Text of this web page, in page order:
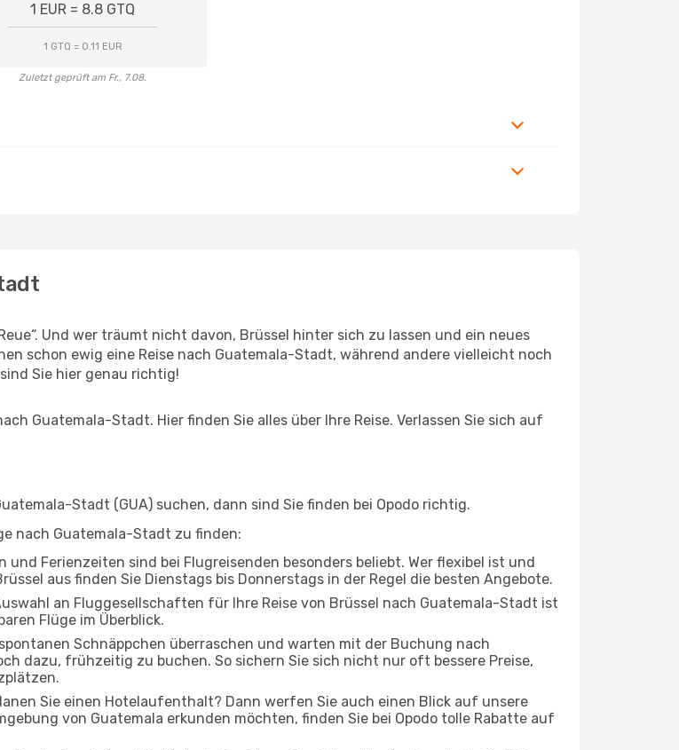
1 EUR = 8.8 GTQ
1 GTQ = 0.11 EUR
Zuletzt geprüft am Fr., 7.08.
Und wer träumt nicht davon, Brüssel hinter sich zu lassen und ein neues
schon ewig eine Reise nach Guatemala-Stadt, während andere vielleicht noch
Sie hier genau richtig!
Guatemala-Stadt. Hier finden Sie alles über Ihre Reise. Verlassen Sie sich auf
Stadt (GUA) suchen, dann sind Sie finden bei Opodo richtig.
nach Guatemala-Stadt zu finden:
und Ferienzeiten sind bei Flugreisenden besonders beliebt. Wer flexibel ist und
aus finden Sie Dienstags bis Donnerstags in der Regel die besten Angebote.
an Fluggesellschaften für Ihre Reise von Brüssel nach Guatemala-Stadt ist
Flüge im Überblick.
Schnäppchen überraschen und warten mit der Buchung nach
dazu, frühzeitig zu buchen. So sichern Sie sich nicht nur oft bessere Preise,
Sie einen Hotelaufenthalt? Dann werfen Sie auch einen Blick auf unsere
von Guatemala erkunden möchten, finden Sie bei Opodo tolle Rabatte auf